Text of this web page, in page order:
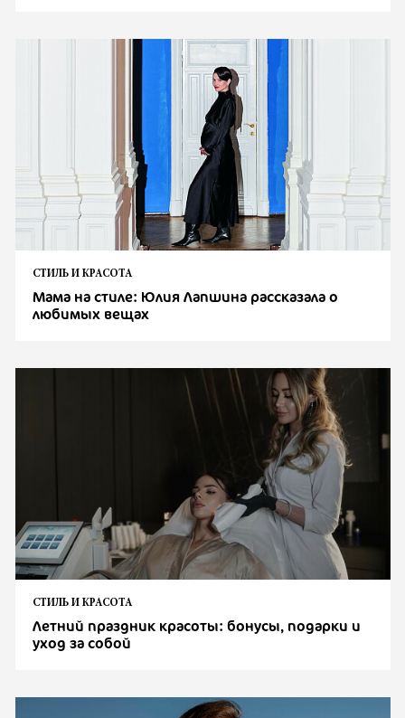
СТИЛЬ И КРАСОТА
Мама на стиле: Юлия Лапшина рассказала о
любимых вещах
СТИЛЬ И КРАСОТА
Летний праздник красоты: бонусы, подарки и
уход за собой